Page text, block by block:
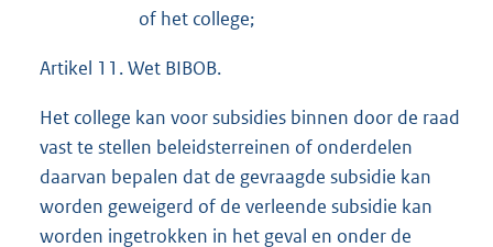
of het college;
Artikel 11. Wet BIBOB.
Het college kan voor subsidies binnen door de raad
vast te stellen beleidsterreinen of onderdelen
daarvan bepalen dat de gevraagde subsidie kan
worden geweigerd of de verleende subsidie kan
worden ingetrokken in het geval en onder de